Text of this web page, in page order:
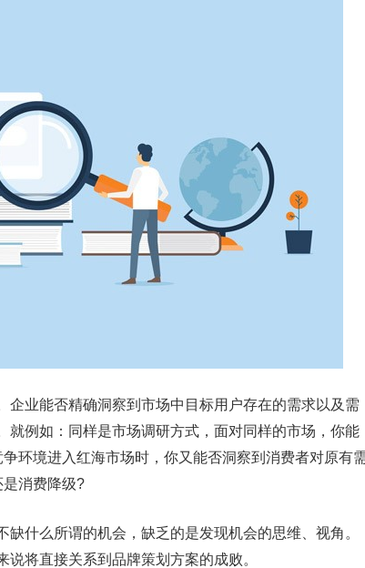
业能否精确洞察到市场中目标用户存在的需求以及需
例如：同样是市场调研方式，面对同样的市场，你能
环境进入红海市场时，你又能否洞察到消费者对原有
消费降级?
什么所谓的机会，缺乏的是发现机会的思维、视角。
将直接关系到品牌策划方案的成败。